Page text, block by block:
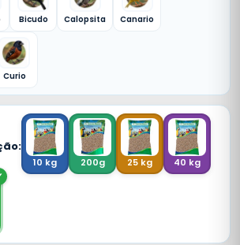
Bicudo Calopsita Canario
Curio
10 kg 200g 25 kg 40 kg